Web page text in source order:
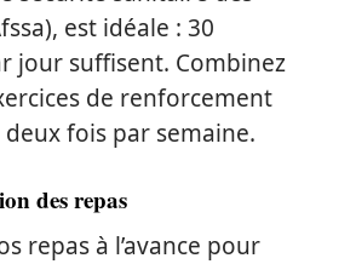
est idéale : 30
jour suffisent. Combinez
de renforcement
fois par semaine.
des repas
repas à l’avance pour